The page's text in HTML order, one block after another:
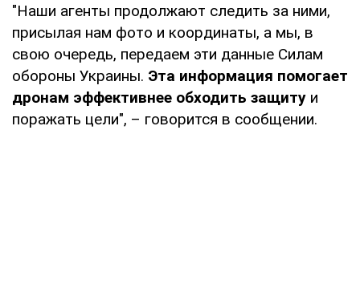
"Наши агенты продолжают следить за ними,
присылая нам фото и координаты, а мы, в
свою очередь, передаем эти данные Силам
обороны Украины. Эта информация помогает
дронам эффективнее обходить защиту и
поражать цели", – говорится в сообщении.